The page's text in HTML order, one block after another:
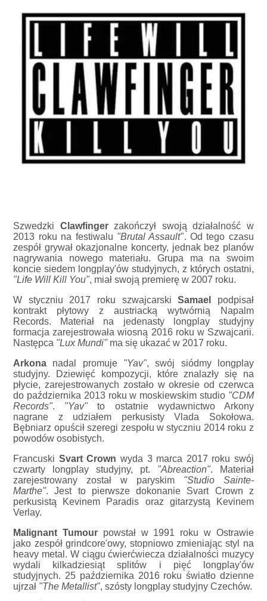
Szwedzki Clawfingerzakończył swoją działalność w
2013 roku na festiwalu "Brutal Assault". Od tego czasu
zespół grywał okazjonalne koncerty, jednak bez planów
nagrywania nowego materiału. Grupa ma na swoim
koncie siedem longplay'ów studyjnych, z których ostatni,
"Life Will Kill You", miał swoją premierę w 2007 roku.
W styczniu 2017 roku szwajcarskiSamael
podpisał
kontrakt płytowy z austriacką wytwórnią Napalm
Records. Materiał na jedenasty longplay studyjny
formacja zarejestrowała wiosną 2016 roku w Szwajcarii.
Następca "Lux Mundi"ma się ukazać w 2017 roku.
Arkona nadal promuje "Yav", swój siódmy longplay
studyjny. Dziewięć kompozycji, które znalazły się na
płycie, zarejestrowanych zostało w okresie od czerwca
do października 2013 roku w moskiewskim studio "CDM
Records". "Yav"to ostatnie wydawnictwo Arkony
nagrane z udziałem perkusisty Vlada Sokołowa.
Bębniarz opuścił szeregi zespołu w styczniu 2014 roku z
powodów osobistych.
Francuski Svart Crown wyda 3 marca 2017 roku swój
czwarty longplay studyjny, pt. "Abreaction". Materiał
zarejestrowany został w paryskim "Studio Sainte-
Marthe". Jest to pierwsze dokonanie Svart Crown z
perkusistą Kevinem Paradis oraz gitarzystą Kevinem
Verlay.
Malignant Tumourpowstał w 1991 roku w Ostrawie
jako zespół grindcore'owy, stopniowo zmieniając styl na
heavy metal. W ciągu ćwierćwiecza działalności muzycy
wydali kilkadziesiąt splitów i pięć longplay'ów
studyjnych. 25 października 2016 roku światło dzienne
ujrzał "The Metallist", szósty longplay studyjny Czechów.